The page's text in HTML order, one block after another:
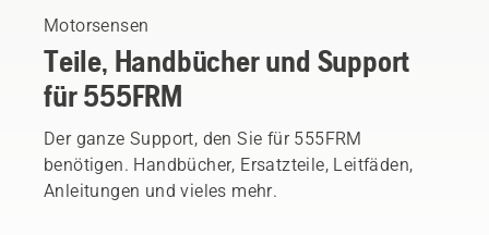
Motorsensen
Teile, Handbücher und Support
für 555FRM
Der ganze Support, den Sie für 555FRM
benötigen. Handbücher, Ersatzteile, Leitfäden,
Anleitungen und vieles mehr.